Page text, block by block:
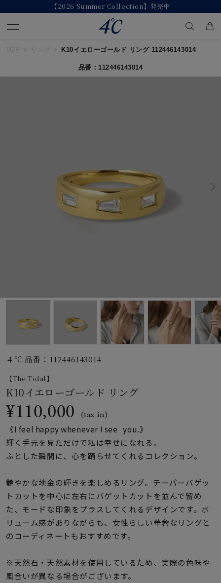
【2026 Summer Collection】発売中
キーワードで検索する
すべてのジュエリー
ト
着用シーン
レディース
リングサイズ
メンズ
リングサイズ
～
TOP リング K10イエローゴールド リング 112446143014
品番：112446143014
４℃ 品番：112446143014
【The Tidal】
K10イエローゴールド リング
¥110,000 (tax in)
《I feel happy whenever I see you.》
輝く手元を見ただけで私は幸せになれる。
ふとした瞬間に、心を踊らせてくれるコレクション。
艶やかな地金の輝きを楽しめるリング。テーパーバゲッ
トカットを中心に左右にバゲットカットを並んで留め
た、モードな印象をプラスしてくれるデザインです。ボ
リューム感がありながらも、女性らしい華奢なリングと
のコーディネートもおすすめです。
※天然石・天然素材を使用しているため、実際の色味や
風合いが異なる場合がございます。